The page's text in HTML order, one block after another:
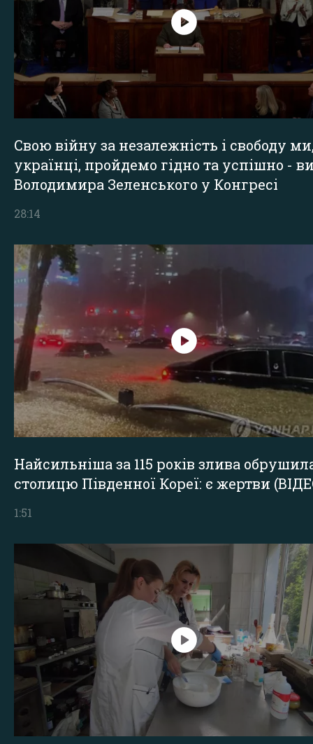
Свою війну за незалежність і свободу
українці, пройдемо гідно та успішно -
Володимира Зеленського у Конгресі
28:14
Найсильніша за 115 років злива
столицю Південної Кореї: є жертви
1:51